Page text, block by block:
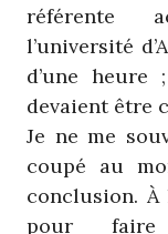
référente
l’université
d’une heure
devaient être
Je ne me
coupé au
conclusion.
pour faire